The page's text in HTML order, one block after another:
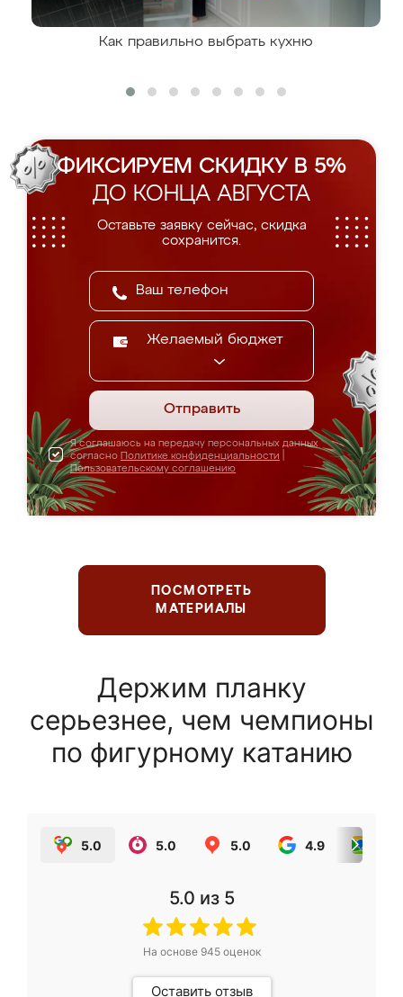
Как правильно выбрать кухню
ФИКСИРУЕМ СКИДКУ В 5%
ДО КОНЦА АВГУСТА
Оставьте заявку сейчас, скидка
сохранится.
Желаемый бюджет
Отправить
Я соглашаюсь на передачу персональных данных
согласно Политике конфиденциальности
Пользовательскому соглашению
ПОСМОТРЕТЬ
МАТЕРИАЛЫ
Держим планку
серьезнее, чем чемпионы
по фигурному катанию
5.0 5.0 5.0 4.9
5.0 из 5
На основе 945оценок
Оставить отзыв